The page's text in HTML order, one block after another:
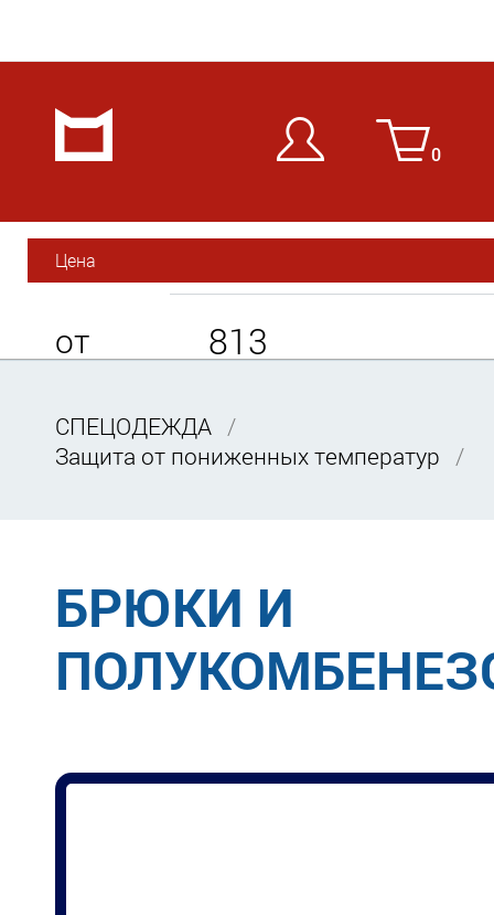
0
Цена
от
до
СПЕЦОДЕЖДА
Защита от пониженных температур
БРЮКИ И